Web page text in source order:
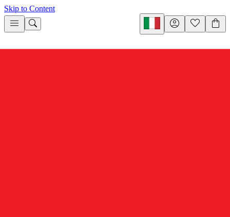
Skip to Content